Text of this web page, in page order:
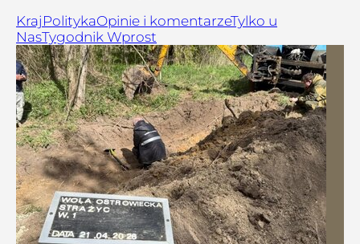
Kraj PolitykaOpinie i komentarzeTylko u
NasTygodnik Wprost